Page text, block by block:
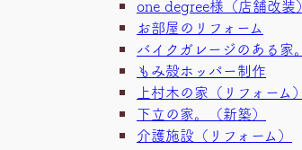
one degree様（店舗改装）
お部屋のリフォーム
バイクガレージのある家。
もみ殻ホッパー制作
上村木の家（リフォーム）
下立の家。（新築）
介護施設（リフォーム）